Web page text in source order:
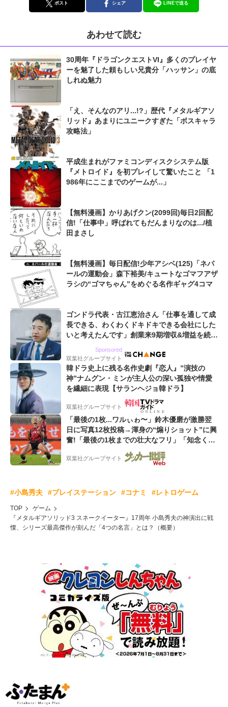
ポスト シェア LINEで送る
あわせて読む
30周年『ドラゴンクエストVI』多くのプレイヤ
ーを魅了した頼もしい兄貴分「ハッサン」の底
しれぬ魅力
「え、そんなのアリ...!?」歴代『メタルギアソ
リッド』あまりにユニークすぎた「ボスキャラ
攻略法」
平成生まれがファミコンディスクシステム版
『メトロイド』を初プレイして驚いたこと 「1
986年にここまでのゲームが...」
【無料漫画】かりあげクン(2099回)毎日2回配
信!「仕事中」呼ばれてもだんまりなのは.../植
田まさし
【無料漫画】毎日配信!少年アシベ(125)「ネパ
ールの運動会」森下裕美/キュートなゴマフアザ
ラシの“ゴマちゃん”をめぐる名作ギャグ4コマ
ゴンドラ代表・古江恵治さん「仕事を通して成
長できる、わくわくドキドキできる会社にした
いと考えたんです」創業来9期増収&増益を続け
Sponsored
双葉社グループサイト
韓ドラ史上に残る名作史劇『恋人』”演技の
神”ナムグン・ミンが主人公の深い孤独や情愛
を繊細に表現【サランヘジョ韓ドラ】
双葉社グループサイト
「最後の1枚...ワルぃゎ〜」鈴木優磨が激勝翌
日に写真12枚投稿→渾身の“煽りショット”に興
奮!「最後の1枚までの壮大なフリ」「知念くん
のことどんだけ好きなんよw」
双葉社グループサイト
#小島秀夫 #プレイステーション #コナミ #レトロゲーム
TOP
ゲーム
『メタルギアソリッド3 スネークイーター』17周年 小島秀夫の神演出に戦
慄、シリーズ最高傑作が刻んだ「4つの名言」とは？（概要）